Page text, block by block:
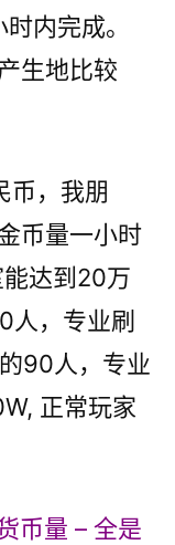
内完成。
生地比较
币，我朋
币量一小时
达到20万
人，专业刷
90人，专业
正常玩家
币量 – 全是